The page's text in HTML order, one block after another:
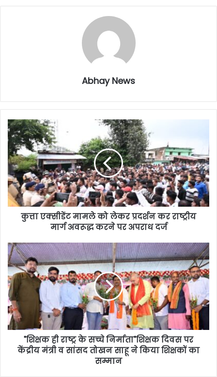
Abhay News
कुत्ता एक्सीडेंट मामले को लेकर प्रदर्शन कर राष्ट्रीय
मार्ग अवरूद्ध करने पर अपराध दर्ज
"शिक्षक ही राष्ट्र के सच्चे निर्माता"शिक्षक दिवस पर
केंद्रीय मंत्री व सांसद तोखन साहू ने किया शिक्षकों का
सम्मान